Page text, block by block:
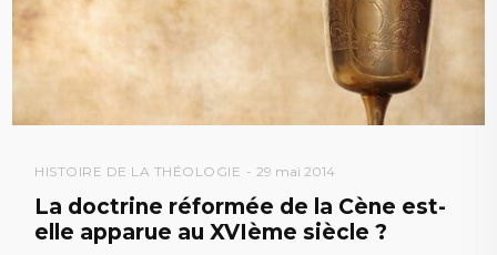
HISTOIRE DE LA THÉOLOGIE 29 mai 2014
La doctrine réformée de la Cène est-
elle apparue au XVIème siècle ?